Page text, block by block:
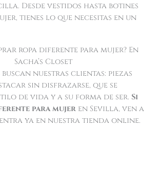
Desde vestidos hasta botines
tienes lo que necesitas en un
ropa diferente para mujer? En
Sacha’s Closet
buscan nuestras clientas: piezas
sin disfrazarse, que se
de vida y a su forma de ser. Si
para mujer en Sevilla, ven a
ya en nuestra tienda online.